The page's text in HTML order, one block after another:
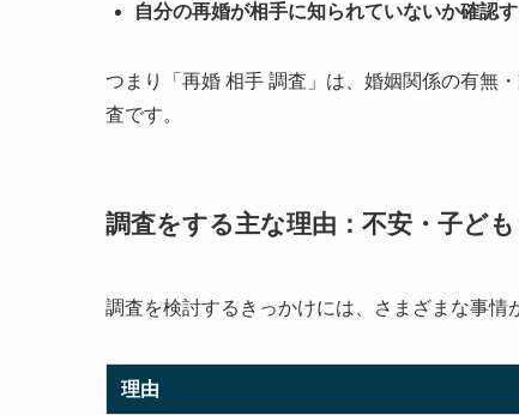
自分の再婚が相手に知られていないか確認
つまり「再婚 相手 調査」は、婚姻関係の有無
査です。
調査をする主な理由：不安・子ど
調査を検討するきっかけには、さまざまな事情
理由